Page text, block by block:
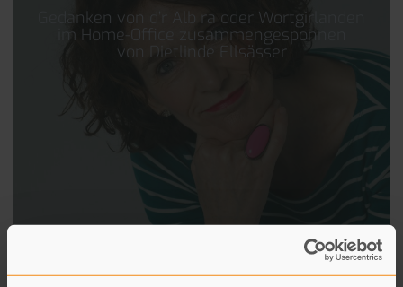
Gedanken von d’r Alb ra oder Wortgirlanden
im Home-Office zusammengesponnen
von Dietlinde Ellsässer